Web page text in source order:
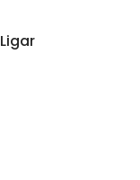
Ligar